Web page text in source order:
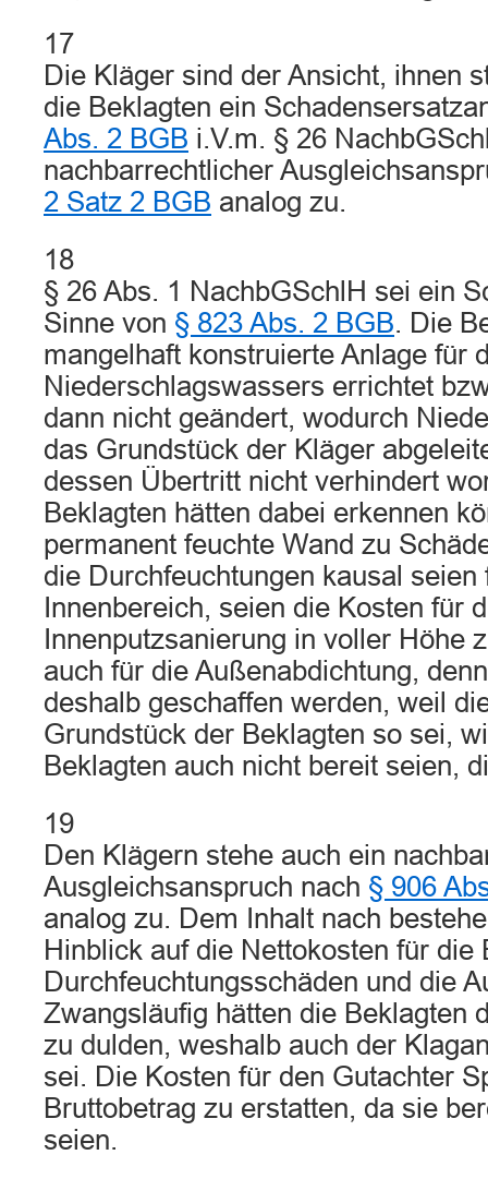
17
Die Kläger sind der Ansicht, ihnen
die Beklagten ein
Abs. 2 BGB i.V.m. § 26
nachbarrechtlicher
2 Satz 2 BGB analog zu.
18
§ 26 Abs. 1 NachbGSchlH sei ein
Sinne von § 823 Abs. 2 BGB. Die
mangelhaft konstruierte Anlage für
Niederschlagswassers errichtet
dann nicht geändert, wodurch
das Grundstück der Kläger
dessen Übertritt nicht verhindert
Beklagten hätten dabei erkennen
permanent feuchte Wand zu
die Durchfeuchtungen kausal
Innenbereich, seien die Kosten für
Innenputzsanierung in voller Höhe
auch für die Außenabdichtung,
deshalb geschaffen werden, weil
Grundstück der Beklagten so sei,
Beklagten auch nicht bereit seien,
19
Den Klägern stehe auch ein
Ausgleichsanspruch nach § 906
analog zu. Dem Inhalt nach
Hinblick auf die Nettokosten für die
Durchfeuchtungsschäden und die
Zwangsläufig hätten die Beklagten
zu dulden, weshalb auch der
sei. Die Kosten für den Gutachter
Bruttobetrag zu erstatten, da sie
seien.